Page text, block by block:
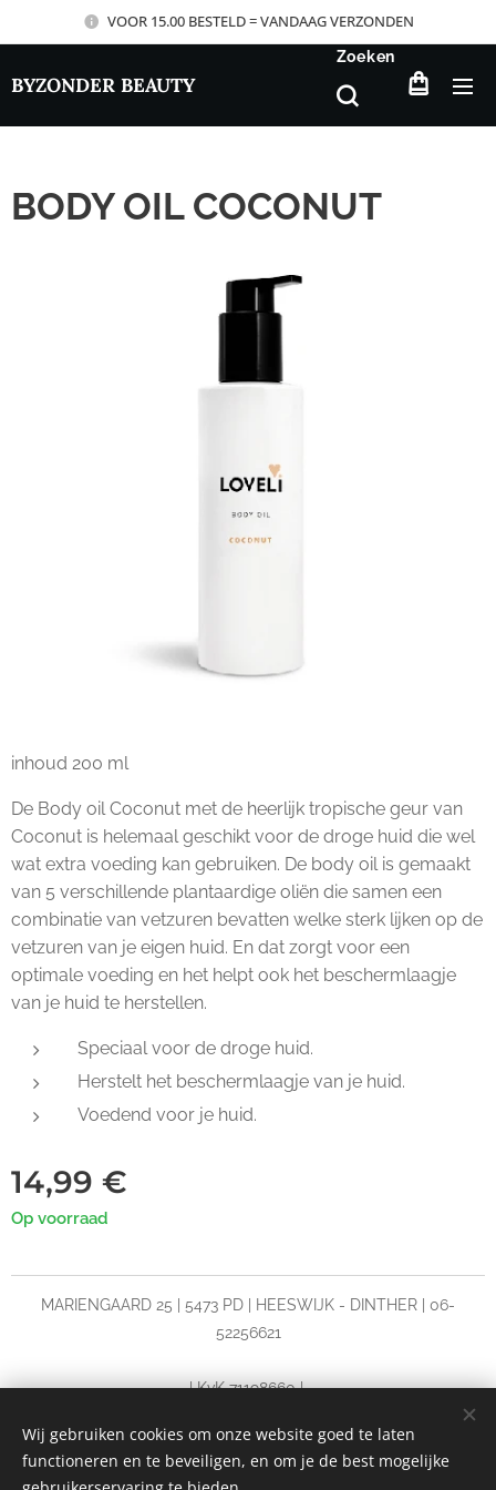
VOOR 15.00 BESTELD = VANDAAG VERZONDEN
BYZONDER BEAUTY
Zoeken
BODY OIL COCONUT
inhoud 200 ml
De Body oil Coconut met de heerlijk tropische geur van
Coconut is helemaal geschikt voor de droge huid die wel
wat extra voeding kan gebruiken. De body oil is gemaakt
van 5 verschillende plantaardige oliën die samen een
combinatie van vetzuren bevatten welke sterk lijken op de
vetzuren van je eigen huid. En dat zorgt voor een
optimale voeding en het helpt ook het beschermlaagje
van je huid te herstellen.
Speciaal voor de droge huid.
Herstelt het beschermlaagje van je huid.
Voedend voor je huid.
14,99 €
Op voorraad
MARIENGAARD 25 | 5473 PD | HEESWIJK - DINTHER | 06-
52256621
| KvK 71198660 |
HUIDVERBETERING | MICRONEEDLING | LASERONTHARING
Cookies
Wij gebruiken cookies om onze website goed te laten
functioneren en te beveiligen, en om je de best mogelijke